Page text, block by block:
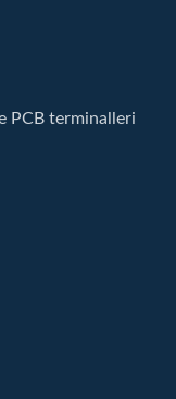
PCB terminalleri